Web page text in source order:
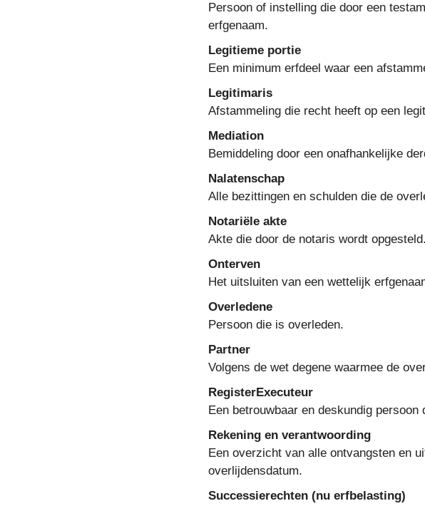
Persoon of instelling die door een
erfgenaam.
Legitieme portie
Een minimum erfdeel waar een
Legitimaris
Afstammeling die recht heeft op een
Mediation
Bemiddeling door een onafhankelijke
Nalatenschap
Alle bezittingen en schulden die de
Notariële akte
Akte die door de notaris wordt opgesteld.
Onterven
Het uitsluiten van een wettelijk
Overledene
Persoon die is overleden.
Partner
Volgens de wet degene waarmee de
RegisterExecuteur
Een betrouwbaar en deskundig
Rekening en verantwoording
Een overzicht van alle ontvangsten en
overlijdensdatum.
Successierechten (nu erfbelasting)